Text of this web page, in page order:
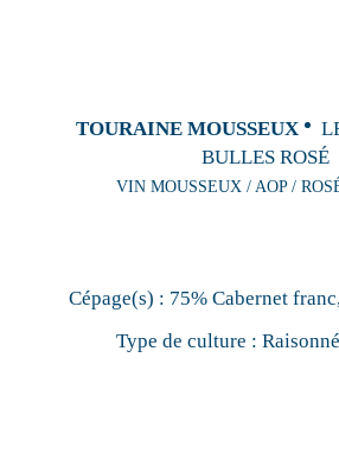
TOURAINE MOUSSEUX
BULLES ROSÉ
VIN MOUSSEUX / AOP /
Cépage(s) : 75% Cabernet
Type de culture :